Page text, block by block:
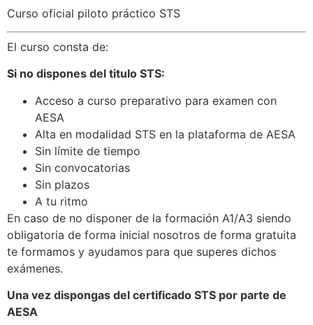
Curso oficial piloto práctico STS
El curso consta de:
Si no dispones del titulo STS:
Acceso a curso preparativo para examen con
AESA
Alta en modalidad STS en la plataforma de AESA
Sin límite de tiempo
Sin convocatorias
Sin plazos
A tu ritmo
En caso de no disponer de la formación A1/A3 siendo
obligatoria de forma inicial nosotros de forma gratuita
te formamos y ayudamos para que superes dichos
exámenes.
Una vez dispongas del certificado STS por parte de
AESA